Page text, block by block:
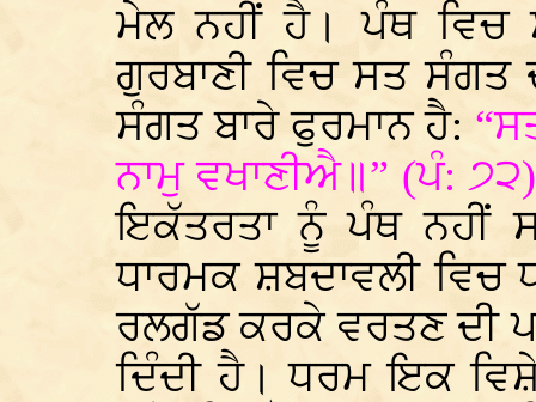
ਮੇਲ ਨਹੀਂ ਹੈ। ਪੰਥ ਵਿਚ
ਗੁਰਬਾਣੀ ਵਿਚ ਸਤ ਸੰਗਤ
ਸੰਗਤ ਬਾਰੇ ਫੁਰਮਾਨ ਹੈ:
ਨਾਮੁ ਵਖਾਣੀਐ॥” (ਪੰ: ੭੨)
ਇਕੱਤਰਤਾ ਨੂੰ ਪੰਥ ਨਹੀਂ
ਧਾਰਮਕ ਸ਼ਬਦਾਵਲੀ
ਰਲਗੱਡ ਕਰਕੇ ਵਰਤਣ ਦੀ
ਦਿੰਦੀ ਹੈ। ਧਰਮ ਇਕ